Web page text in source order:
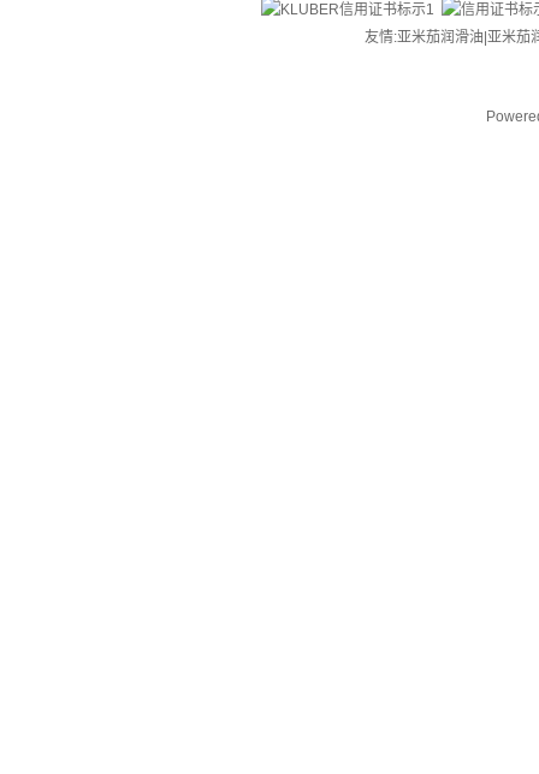
友情:亚米茄润滑油| 亚米茄